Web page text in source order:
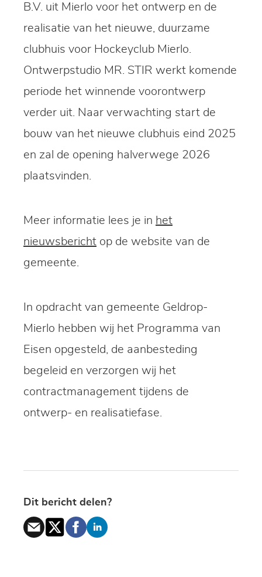
B.V. uit Mierlo voor het ontwerp en de
realisatie van het nieuwe, duurzame
clubhuis voor Hockeyclub Mierlo.
Ontwerpstudio MR. STIR werkt komende
periode het winnende voorontwerp
verder uit. Naar verwachting start de
bouw van het nieuwe clubhuis eind 2025
en zal de opening halverwege 2026
plaatsvinden.
Meer informatie lees je in het
nieuwsbericht op de website van de
gemeente.
In opdracht van gemeente Geldrop-
Mierlo hebben wij het Programma van
Eisen opgesteld, de aanbesteding
begeleid en verzorgen wij het
contractmanagement tijdens de
ontwerp- en realisatiefase.
Dit bericht delen?